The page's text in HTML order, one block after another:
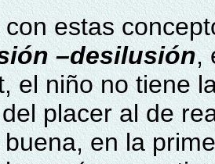
con estas
–desilusión,
el niño no tiene
placer al de
en la